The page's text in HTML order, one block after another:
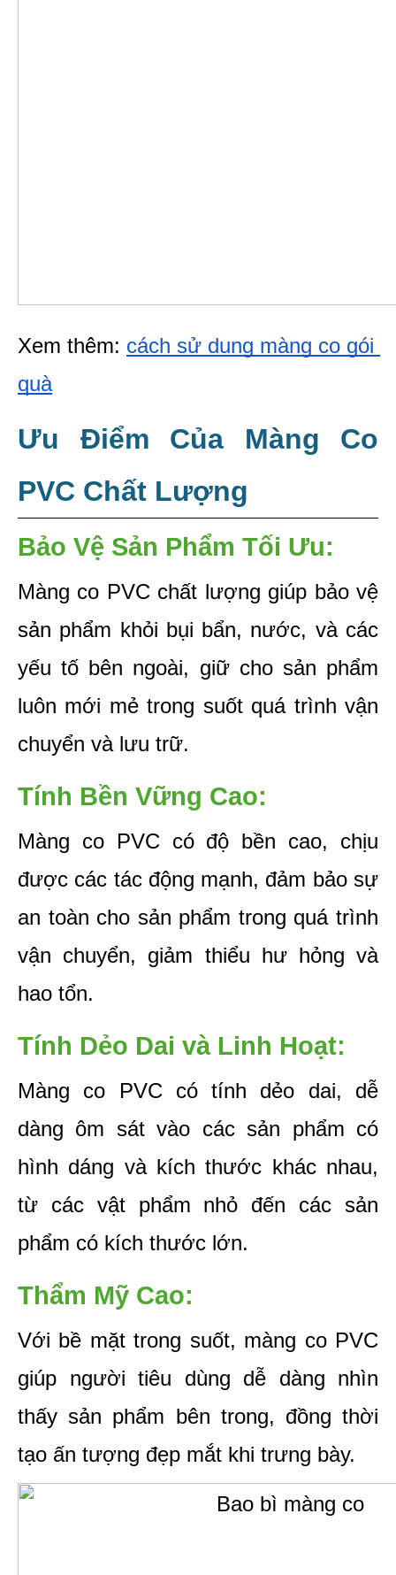
Xem thêm: cách sử dụng màng co gói
quà
Ưu Điểm Của Màng Co
PVC Chất Lượng
Bảo Vệ Sản Phẩm Tối Ưu:
Màng co PVC chất lượng giúp bảo vệ
sản phẩm khỏi bụi bẩn, nước, và các
yếu tố bên ngoài, giữ cho sản phẩm
luôn mới mẻ trong suốt quá trình vận
chuyển và lưu trữ.
Tính Bền Vững Cao:
Màng co PVC có độ bền cao, chịu
được các tác động mạnh, đảm bảo sự
an toàn cho sản phẩm trong quá trình
vận chuyển, giảm thiểu hư hỏng và
hao tổn.
Tính Dẻo Dai và Linh Hoạt:
Màng co PVC có tính dẻo dai, dễ
dàng ôm sát vào các sản phẩm có
hình dáng và kích thước khác nhau,
từ các vật phẩm nhỏ đến các sản
phẩm có kích thước lớn.
Thẩm Mỹ Cao:
Với bề mặt trong suốt, màng co PVC
giúp người tiêu dùng dễ dàng nhìn
thấy sản phẩm bên trong, đồng thời
tạo ấn tượng đẹp mắt khi trưng bày.